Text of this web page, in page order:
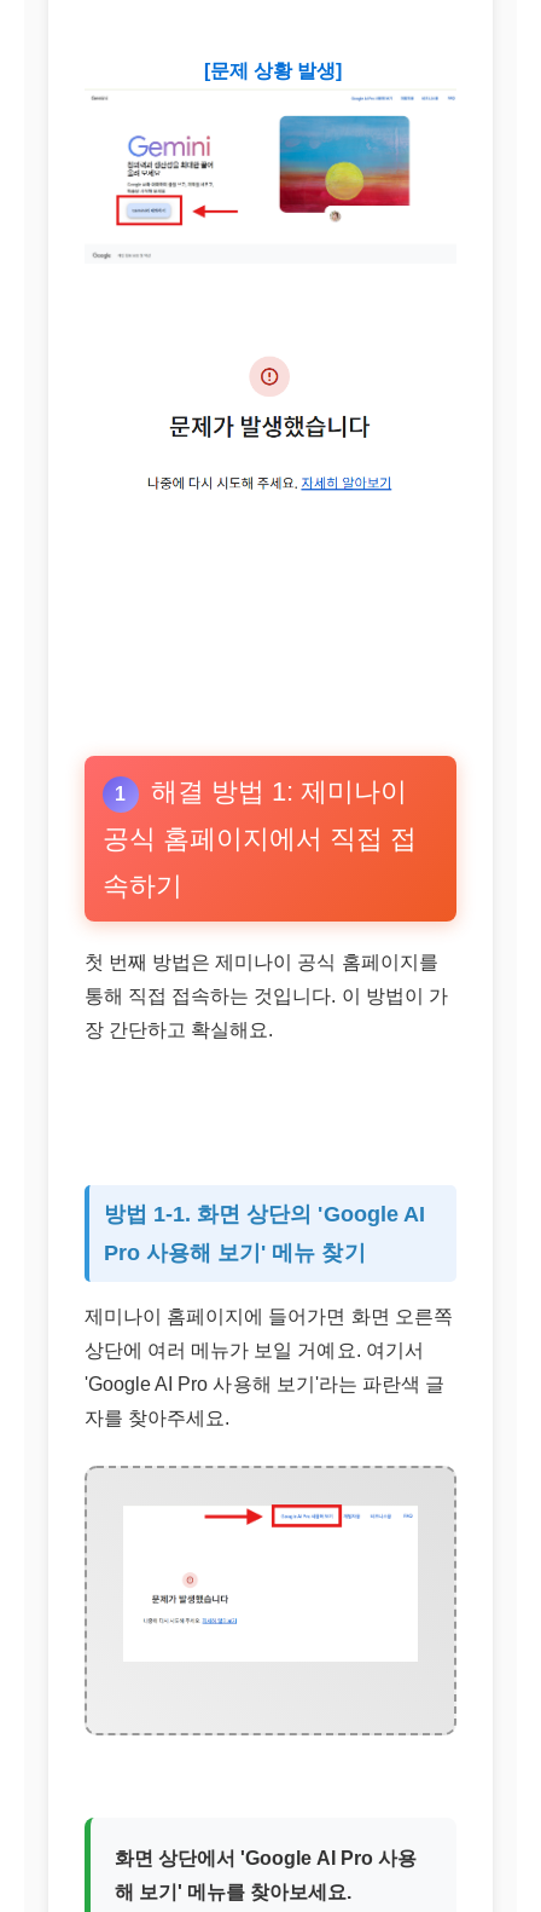
[문제 상황 발생]
1
해결 방법 1: 제미나이
공식 홈페이지에서 직접 접
속하기
첫 번째 방법은 제미나이 공식 홈페이지를
통해 직접 접속하는 것입니다. 이 방법이 가
장 간단하고 확실해요.
방법 1-1. 화면 상단의 'Google AI
Pro 사용해 보기' 메뉴 찾기
제미나이 홈페이지에 들어가면 화면 오른쪽
상단에 여러 메뉴가 보일 거예요. 여기서
'Google AI Pro 사용해 보기'라는 파란색 글
자를 찾아주세요.
화면 상단에서 'Google AI Pro 사용
해 보기' 메뉴를 찾아보세요.